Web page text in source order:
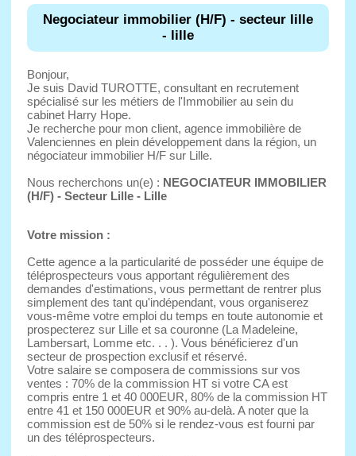
Negociateur immobilier (H/F) - secteur lille
- lille
Bonjour,
Je suis David TUROTTE, consultant en recrutement
spécialisé sur les métiers de l'Immobilier au sein du
cabinet Harry Hope.
Je recherche pour mon client, agence immobilière de
Valenciennes en plein développement dans la région, un
négociateur immobilier H/F sur Lille.
Nous recherchons un(e) : NEGOCIATEUR IMMOBILIER
(H/F) - Secteur Lille - Lille
Votre mission :
Cette agence a la particularité de posséder une équipe de
téléprospecteurs vous apportant régulièrement des
demandes d'estimations, vous permettant de rentrer plus
simplement des tant qu'indépendant, vous organiserez
vous-même votre emploi du temps en toute autonomie et
prospecterez sur Lille et sa couronne (La Madeleine,
Lambersart, Lomme etc. . . ). Vous bénéficierez d'un
secteur de prospection exclusif et réservé.
Votre salaire se composera de commissions sur vos
ventes : 70% de la commission HT si votre CA est
compris entre 1 et 40 000EUR, 80% de la commission HT
entre 41 et 150 000EUR et 90% au-delà. A noter que la
commission est de 50% si le rendez-vous est fourni par
un des téléprospecteurs.